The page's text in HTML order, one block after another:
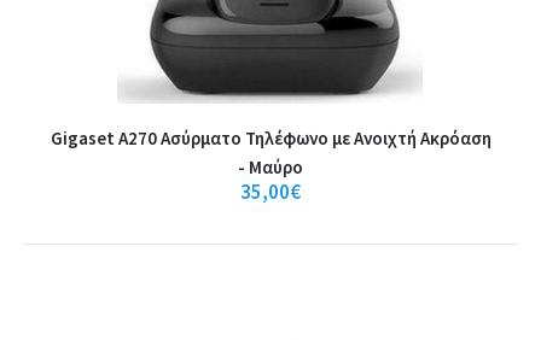
Gigaset A170 White ECO,Ασύρματο
Gigaset A270 Ασύρματο Τηλέφωνο με Aνοιχτή Aκρόαση
- Μαύρο
35,00€